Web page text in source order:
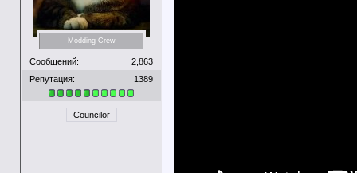
Modding Crew
Сообщений:
2,863
Репутация:
1389
Councilor